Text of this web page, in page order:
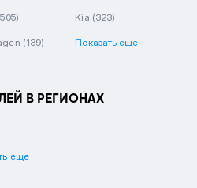
Kia (323)
(139) Показать еще
В РЕГИОНАХ
еще